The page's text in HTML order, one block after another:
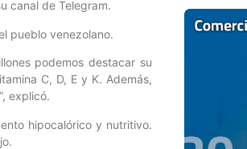
canal de Telegram.
pueblo venezolano.
podemos destacar su
C, D, E y K. Además,
explicó.
hipocalórico y nutritivo.